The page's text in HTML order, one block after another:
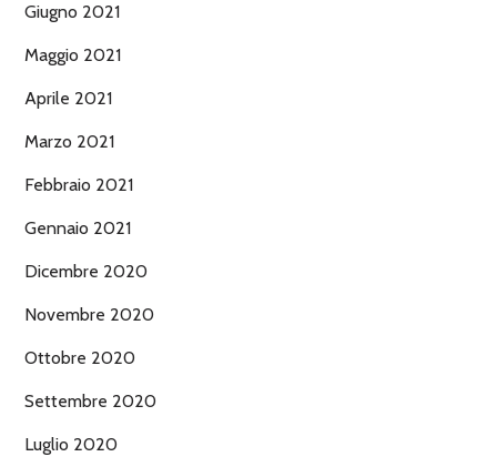
Giugno 2021
Maggio 2021
Aprile 2021
Marzo 2021
Febbraio 2021
Gennaio 2021
Dicembre 2020
Novembre 2020
Ottobre 2020
Settembre 2020
Luglio 2020